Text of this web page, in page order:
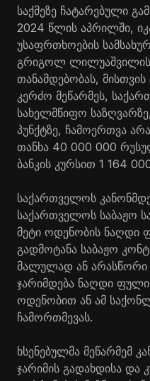
საქმეზე ჩატარებული
2024 წლის აპრილში,
უსაფრთხოების
გრიგოლ
თანამდებობას,
კერძო მეწარმეს,
სახელმწიფო
პუნქტზე, ჩამოერთვა
თანხა 40 000 000
ბანკის კურსით 1 164
საქართველოს
საქართველოს საბაჟო
მეტი ოდენობის ნაღდი
გადმოტანა საბაჟო
მალულად ან
ჯარიმდება ნაღდი
ოდენობით ან ამ
ჩამორთმევას.
ხსენებულმა მეწარმემ
ჯარიმის გადახდისა და